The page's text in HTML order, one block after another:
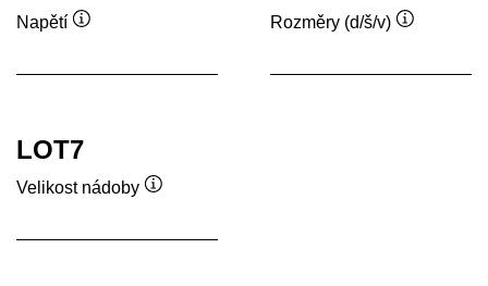
Napětí
Rozměry (d/š/v)
LOT7
Velikost nádoby